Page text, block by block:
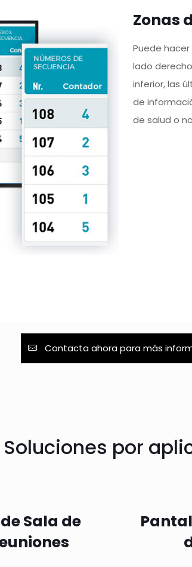
Zonas
Puede
lado
inferior, las
de
de salud o
Contacta ahora para más
Soluciones por
Sala de